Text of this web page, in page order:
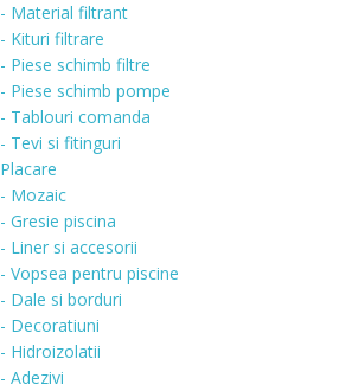
- Material filtrant
- Kituri filtrare
- Piese schimb filtre
- Piese schimb pompe
- Tablouri comanda
- Tevi si fitinguri
Placare
- Mozaic
- Gresie piscina
- Liner si accesorii
- Vopsea pentru piscine
- Dale si borduri
- Decoratiuni
- Hidroizolatii
- Adezivi